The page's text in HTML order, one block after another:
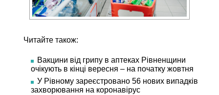
Читайте також:
Вакцини від грипу в аптеках Рівненщини
очікують в кінці вересня – на початку жовтня
У Рівному зареєстровано 56 нових випадків
захворювання на коронавірус